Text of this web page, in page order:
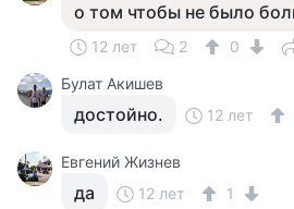
о том чтобы не было
12 лет 2
0
Булат Акишев
достойно. 12 лет
Евгений Жизнев
да 12 лет 1